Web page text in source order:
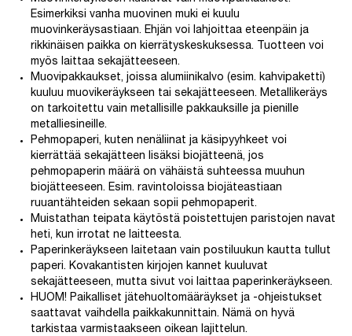
Esimerkiksi vanha muovinen muki ei kuulu
muovinkeräysastiaan. Ehjän voi lahjoittaa eteenpäin ja
rikkinäisen paikka on kierrätyskeskuksessa. Tuotteen voi
myös laittaa sekajätteeseen.
Muovipakkaukset, joissa alumiinikalvo (esim. kahvipaketti)
kuuluu muovikeräykseen tai sekajätteeseen. Metallikeräys
on tarkoitettu vain metallisille pakkauksille ja pienille
metalliesineille.
Pehmopaperi, kuten nenäliinat ja käsipyyhkeet voi
kierrättää sekajätteen lisäksi biojätteenä, jos
pehmopaperin määrä on vähäistä suhteessa muuhun
biojätteeseen. Esim. ravintoloissa biojäteastiaan
ruuantähteiden sekaan sopii pehmopaperit.
Muistathan teipata käytöstä poistettujen paristojen navat
heti, kun irrotat ne laitteesta.
Paperinkeräykseen laitetaan vain postiluukun kautta tullut
paperi. Kovakantisten kirjojen kannet kuuluvat
sekajätteeseen, mutta sivut voi laittaa paperinkeräykseen.
HUOM! Paikalliset jätehuoltomääräykset ja -ohjeistukset
saattavat vaihdella paikkakunnittain. Nämä on hyvä
tarkistaa varmistaakseen oikean lajittelun.